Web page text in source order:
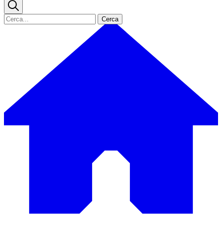
Cerca